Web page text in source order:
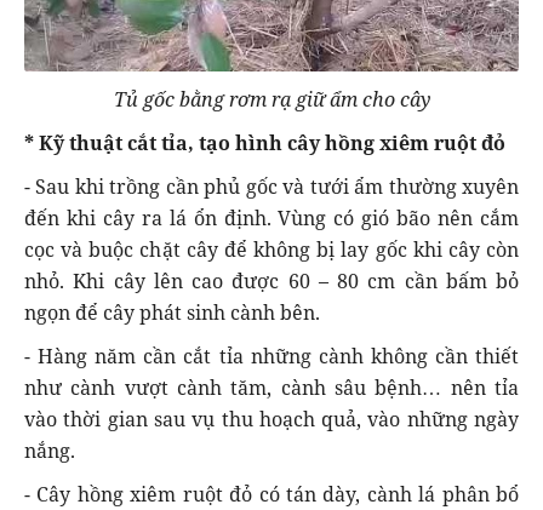
Tủ gốc bằng rơm rạ giữ ẩm cho cây
* Kỹ thuật cắt tỉa, tạo hình cây hồng xiêm ruột đỏ
- Sau khi trồng cần phủ gốc và tưới ẩm thường xuyên
đến khi cây ra lá ổn định. Vùng có gió bão nên cắm
cọc và buộc chặt cây để không bị lay gốc khi cây còn
nhỏ. Khi cây lên cao được 60 – 80 cm cần bấm bỏ
ngọn để cây phát sinh cành bên.
- Hàng năm cần cắt tỉa những cành không cần thiết
như cành vượt cành tăm, cành sâu bệnh… nên tỉa
vào thời gian sau vụ thu hoạch quả, vào những ngày
nắng.
- Cây hồng xiêm ruột đỏ có tán dày, cành lá phân bổ